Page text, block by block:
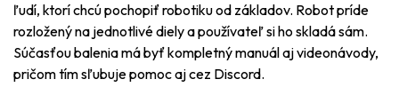
ľudí, ktorí chcú pochopiť robotiku od základov. Robot príde
rozložený na jednotlivé diely a používateľ si ho skladá sám.
Súčasťou balenia má byť kompletný manuál aj videonávody,
pričom tím sľubuje pomoc aj cez Discord.